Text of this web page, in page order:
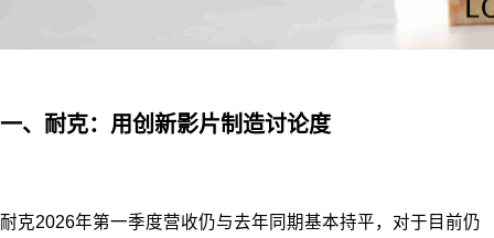
一、耐克：用创新影片制造讨论度
耐克2026年第一季度营收仍与去年同期基本持平，对于目前仍